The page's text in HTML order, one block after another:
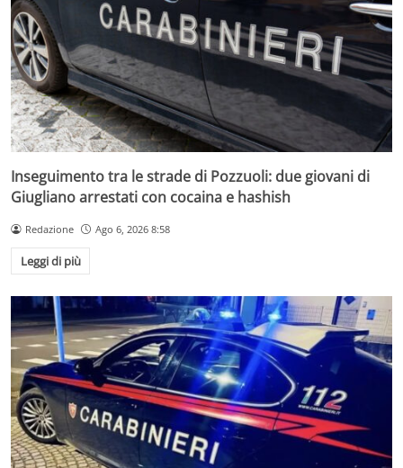
Inseguimento tra le strade di Pozzuoli: due giovani di
Giugliano arrestati con cocaina e hashish
Redazione Ago 6, 2026 8:58
Leggi di più